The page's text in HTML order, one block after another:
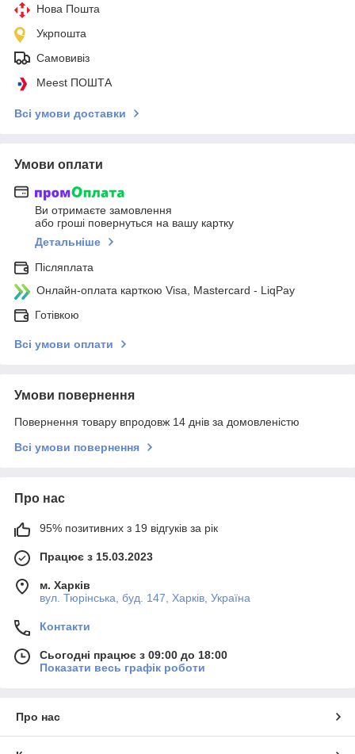
Нова Пошта
Укрпошта
Самовивіз
Meest ПОШТА
Всі умови доставки
Умови оплати
Ви отримаєте замовлення
або гроші повернуться на вашу картку
Детальніше
Післяплата
Онлайн-оплата карткою Visa, Mastercard - LiqPay
Готівкою
Всі умови оплати
Умови повернення
Повернення товару впродовж 14 днів за домовленістю
Всі умови повернення
Про нас
95% позитивних з 19 відгуків за рік
Працює з 15.03.2023
м. Харків
вул. Тюрінська, буд. 147, Харків, Україна
Контакти
Сьогодні працює з 09:00 до 18:00
Показати весь графік роботи
Про нас